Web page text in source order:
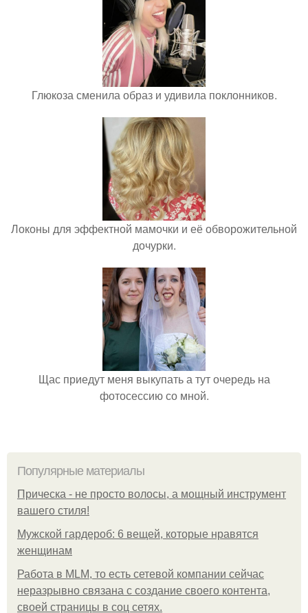
Глюкоза сменила образ и удивила поклонников.
Локоны для эффектной мамочки и её обворожительной
дочурки.
Щас приедут меня выкупать а тут очередь на
фотосессию со мной.
Популярные материалы
Прическа - не просто волосы, а мощный инструмент
вашего стиля!
Мужской гардероб: 6 вещей, которые нравятся
женщинам
Работа в MLM, то есть сетевой компании сейчас
неразрывно связана с создание своего контента,
своей страницы в соц сетях.